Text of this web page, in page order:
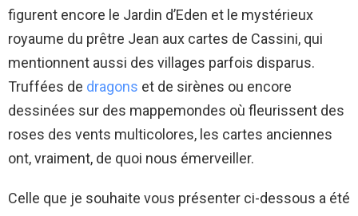
figurent encore le Jardin d’Eden et le mystérieux
royaume du prêtre Jean aux cartes de Cassini, qui
mentionnent aussi des villages parfois disparus.
Truffées de dragons et de sirènes ou encore
dessinées sur des mappemondes où fleurissent des
roses des vents multicolores, les cartes anciennes
ont, vraiment, de quoi nous émerveiller.
Celle que je souhaite vous présenter ci-dessous a été